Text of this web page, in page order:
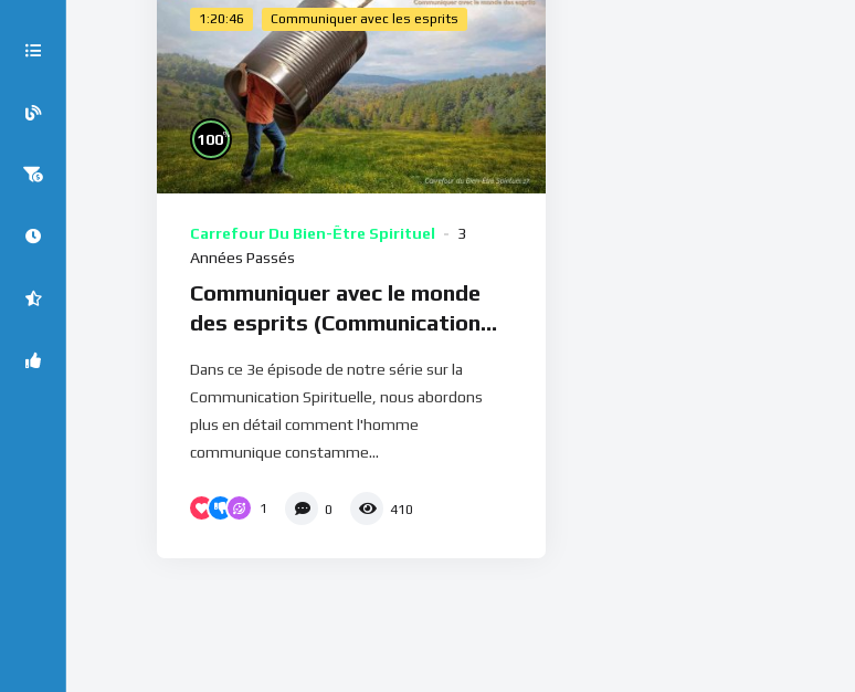
1:20:46 Communiquer avec les esprits
100%
Carrefour Du Bien-Être Spirituel
3
Années Passés
Communiquer avec le monde
des esprits (Communication
Dans ce 3e épisode de notre série sur la
Communication Spirituelle, nous abordons
plus en détail comment l'homme
communique constamme...
1 0 410